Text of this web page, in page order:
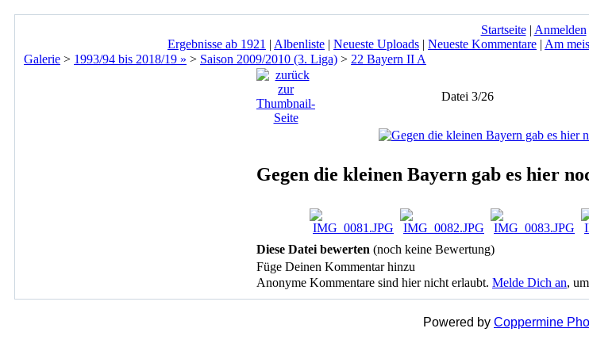
Startseite| Anmelden
Ergebnisse ab 1921 | Albenliste | Neueste Uploads | Neueste Kommentare | Am
Galerie > 1993/94 bis 2018/19 » > Saison 2009/2010 (3. Liga) > 22 Bayern II A
Datei 3/26
Gegen die kleinen Bayern gab es hier
Diese Datei bewerten (noch keine Bewertung)
Füge Deinen Kommentar hinzu
Anonyme Kommentare sind hier nicht erlaubt. Melde Dich an,
Powered by Coppermine